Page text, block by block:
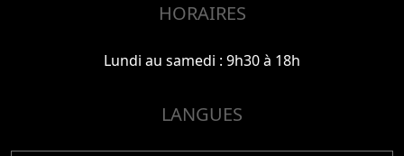
HORAIRES
Lundi au samedi : 9h30 à 18h
LANGUES